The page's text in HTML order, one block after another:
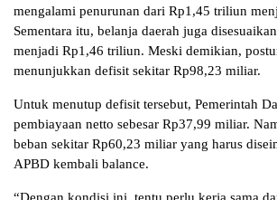
mengalami penurunan dari Rp1,45 triliun
Sementara itu, belanja daerah juga
menjadi Rp1,46 triliun. Meski demikian,
menunjukkan defisit sekitar Rp98,23 miliar.
Untuk menutup defisit tersebut, Pemerintah
pembiayaan netto sebesar Rp37,99 miliar.
beban sekitar Rp60,23 miliar yang harus
APBD kembali balance.